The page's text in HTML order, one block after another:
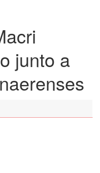
junto a